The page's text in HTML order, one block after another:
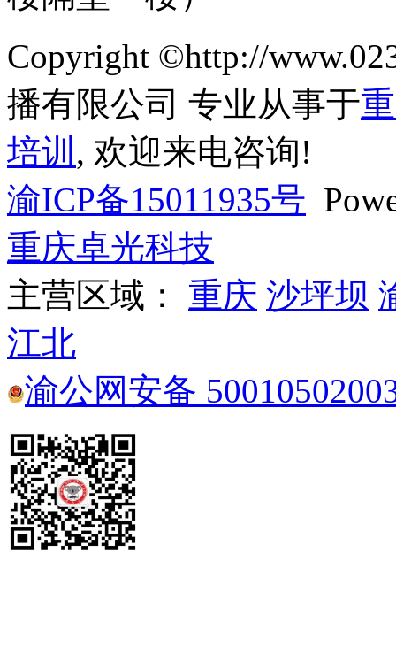
Copyright ©http://
播有限公司 专业从事于
培训 , 欢迎来电咨询!
渝ICP备15011935号
重庆卓光科技
主营区域： 重庆 沙坪坝
江北
渝公网安备